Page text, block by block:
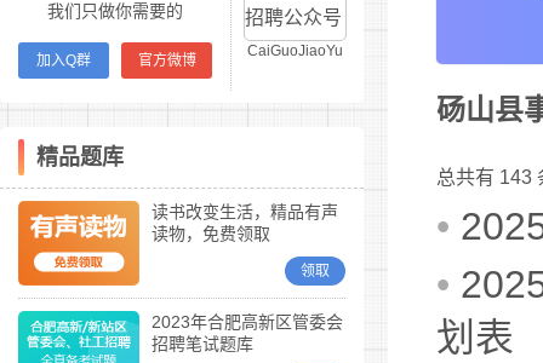
我们只做你需要的
加入Q群 官方微博
CaiGuoJiaoYu
精品题库
读书改变生活，精品有声
读物，免费领取
领取
2023年合肥高新区管委会
招聘笔试题库
砀山县
总共有 143
•
•
划表